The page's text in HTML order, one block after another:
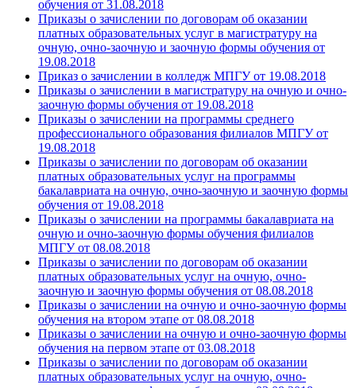
обучения от 31.08.2018
Приказы о зачислении по договорам об оказании
платных образовательных услуг в магистратуру на
очную, очно-заочную и заочную формы обучения от
19.08.2018
Приказ о зачислении в колледж МПГУ от 19.08.2018
Приказы о зачислении в магистратуру на очную и очно-
заочную формы обучения от 19.08.2018
Приказы о зачислении на программы среднего
профессионального образования филиалов МПГУ от
19.08.2018
Приказы о зачислении по договорам об оказании
платных образовательных услуг на программы
бакалавриата на очную, очно-заочную и заочную формы
обучения от 19.08.2018
Приказы о зачислении на программы бакалавриата на
очную и очно-заочную формы обучения филиалов
МПГУ от 08.08.2018
Приказы о зачислении по договорам об оказании
платных образовательных услуг на очную, очно-
заочную и заочную формы обучения от 08.08.2018
Приказы о зачислении на очную и очно-заочную формы
обучения на втором этапе от 08.08.2018
Приказы о зачислении на очную и очно-заочную формы
обучения на первом этапе от 03.08.2018
Приказы о зачислении по договорам об оказании
платных образовательных услуг на очную, очно-